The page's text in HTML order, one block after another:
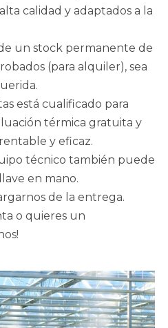
calidad y adaptados a la
un stock permanente de
(para alquiler), sea
está cualificado para
térmica gratuita y
y eficaz.
técnico también puede
en mano.
de la entrega.
o quieres un